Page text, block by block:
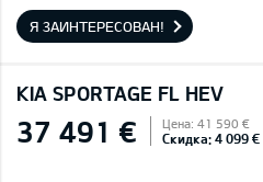
Я ЗАИНТЕРЕСОВАН!
KIA SPORTAGE FL HEV
37 491 € Цена: 41 590 €
Скидка: 4 099 €